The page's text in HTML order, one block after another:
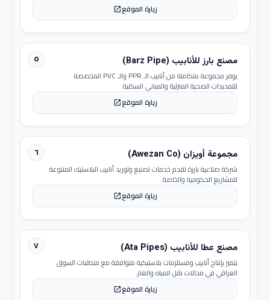
زيارة الموقعopen_in_new
٥ مصنع بارز للأنابيب (Barz Pipe)
يوفر مجموعة متكاملة من أنابيب الـ PPR والـ PVC المخصصة
للتمديدات الصحية المنزلية والمباني السكنية.
زيارة الموقعopen_in_new
٦ مجموعة أويزان (Awezan Co)
شركة صناعية بارزة تقدم خدمات تصنيع وتوريد أنابيب البلاستيك المتنوعة
للمشاريع الحكومية والخاصة.
زيارة الموقعopen_in_new
٧ مصنع عطا للأنابيب (Ata Pipes)
يتميز بإنتاج أنابيب ومستلزمات بلاستيكية متوافقة مع متطلبات السوق
العراقي في مجالات نقل المياه والغاز.
زيارة الموقعopen_in_new